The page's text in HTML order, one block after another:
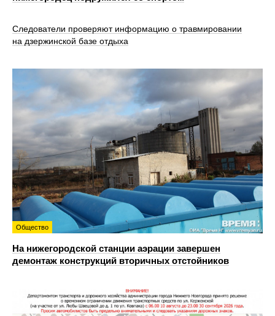
Следователи проверяют информацию о травмировании
на дзержинской базе отдыха
Общество
На нижегородской станции аэрации завершен
демонтаж конструкций вторичных отстойников